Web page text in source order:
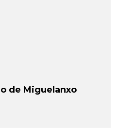
de Miguelanxo